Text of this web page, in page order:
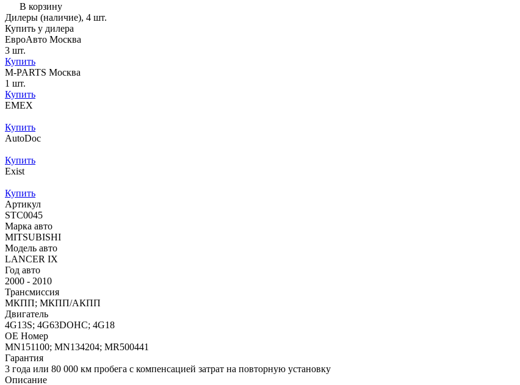
В корзину
Дилеры (наличие), 4 шт.
Купить у дилера
ЕвроАвто Москва
3 шт.
Купить
M-PARTS Москва
1 шт.
Купить
EMEX
Купить
AutoDoc
Купить
Exist
Купить
Артикул
STC0045
Марка авто
MITSUBISHI
Модель авто
LANCER IX
Год авто
2000 - 2010
Трансмиссия
МКПП; МКПП/АКПП
Двигатель
4G13S; 4G63DOHC; 4G18
OE Номер
MN151100; MN134204; MR500441
Гарантия
3 года или 80 000 км пробега с компенсацией затрат на повторную установку
Описание